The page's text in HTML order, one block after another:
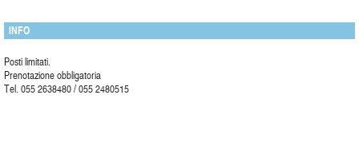
INFO
Posti limitati.
Prenotazione obbligatoria
Tel. 055 2638480 / 055 2480515